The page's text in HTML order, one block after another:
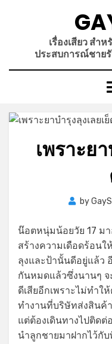
เรื่องเสียว สำ
ประสบการณ์ชายรั
เพราะย
by
น๊อตหนุ่มน้อยวัย 17 ม
สร้างความเดือดร้อนใ
ลุงและป้านั้นดีอยู่แล้ว
กันหมดแล้วซึ่งนานๆ จ
ดีเสียอีกเพราะไม่ทำ
ทำงานที่บริษัทส่งสินค้
แต่ต้องเดินทางไปติดต่
นำลูกชายมาฝากไว้กั